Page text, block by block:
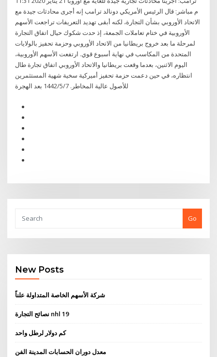
م مباشر: قال الرئيس الأمريكي دونالد ترامب إنه أجرى محادثات جيدة مع
الاتحاد الأوروبي بشأن التجارة، لكنه أبقى تهديد التعريفات تراجعت الأسهم
الأوروبية في ختام تعاملات الجمعة، إذ حدت شكوك حيال اتفاق التجارة
لمرحلة ما بعد خروج بريطانيا من الاتحاد الأوروبي وحزمة تحفيز بالولايات
المتحدة من المكاسب في نهاية أسبوع قوي. ارتفعت الأسهم الأوروبية،
اليوم الاثنين، بعدما وقعت بريطانيا والاتحاد الأوروبي اتفاق تجارة طال
انتظاره، في حين دعمت حزمة تحفيز أميركية سخية شهية المستثمرين
للأصول عالية المخاطر. 7‏‏/5‏‏/1442 بعد الهجرة
Go
New Posts
شركة الأسهم الخاصة المتداولة علناً
نصائح التجارة nhl 19
كم دولار لرطل واحد
معدل دوران الحسابات المدينة الفن